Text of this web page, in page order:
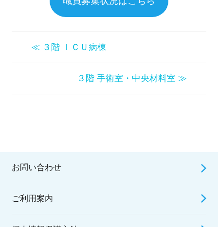
≪ ３階 ＩＣＵ病棟
３階 手術室・中央材料室 ≫
お問い合わせ
ご利用案内